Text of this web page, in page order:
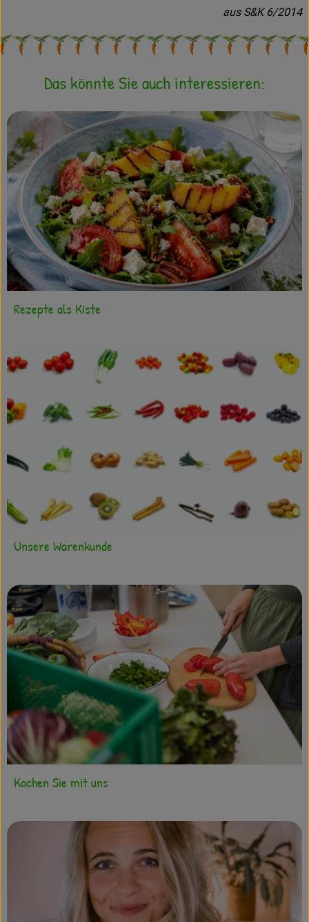
aus S&K 6/2014
Das könnte Sie auch interessieren:
Rezepte als Kiste
Unsere Warenkunde
Kochen Sie mit uns